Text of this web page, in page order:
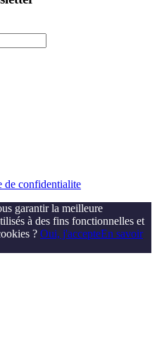
de confidentialite
garantir la meilleure
à des fins fonctionnelles et
? Oui, j'accepteEn savoir